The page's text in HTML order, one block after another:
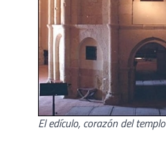
El edículo, corazón del templo